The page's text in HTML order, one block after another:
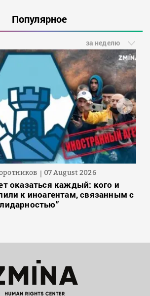
Популярное
за неделю
07 August 2026
оказаться каждый: кого и
к иноагентам, связанным с